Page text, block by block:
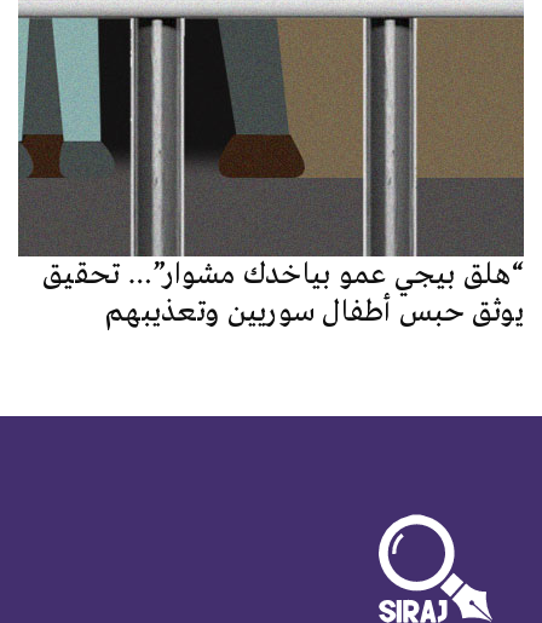
“هلق بيجي عمو بياخدك مشوار”… تحقيق
يوثق حبس أطفال سوريين وتعذيبهم